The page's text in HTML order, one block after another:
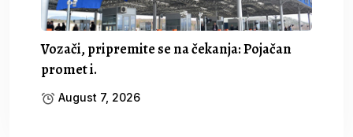
Vozači, pripremite se na čekanja: Pojačan
promet i.
August 7, 2026